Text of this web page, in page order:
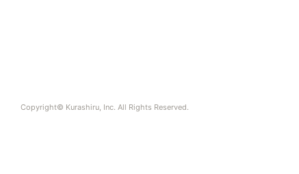
Copyright© Kurashiru, Inc. All Rights Reserved.